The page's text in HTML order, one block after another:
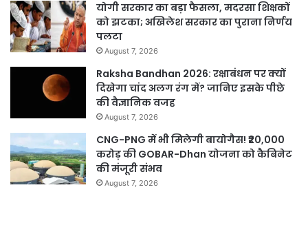
योगी सरकार का बड़ा फैसला, मदरसा शिक्षकों
को झटका; अखिलेश सरकार का पुराना निर्णय
पलटा
August 7, 2026
Raksha Bandhan 2026: रक्षाबंधन पर क्यों
दिखेगा चांद अलग रंग में? जानिए इसके पीछे
की वैज्ञानिक वजह
August 7, 2026
CNG-PNG में भी मिलेगी बायोगैस! ₹20,000
करोड़ की GOBAR-Dhan योजना को कैबिनेट
की मंजूरी संभव
August 7, 2026